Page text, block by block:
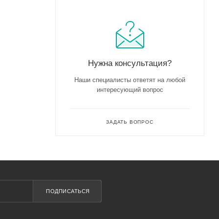
Нужна консультация?
Наши специалисты ответят на любой
интересующий вопрос
ЗАДАТЬ ВОПРОС
ПОДПИСАТЬСЯ